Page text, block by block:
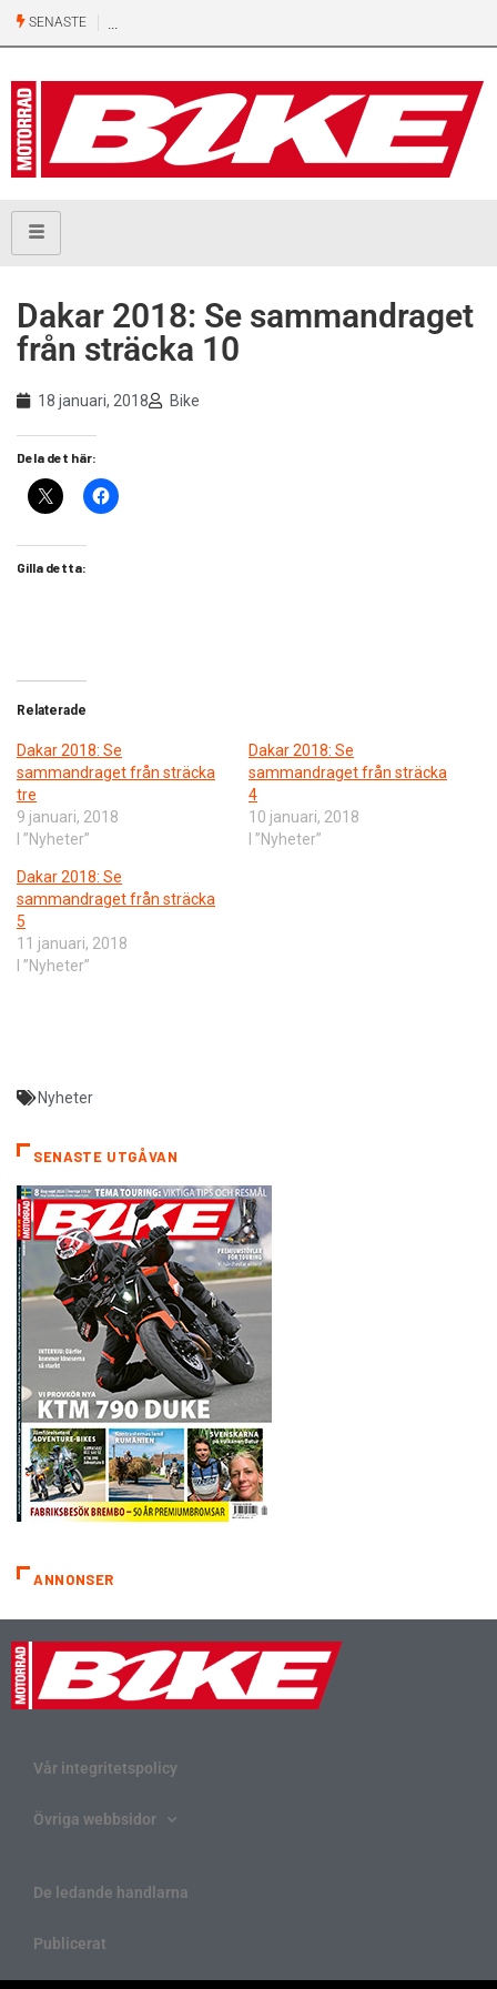
SENASTE
Dakar 2018: Se sammandraget
från sträcka 10
18 januari, 2018 Bike
Dela det här:
Gilla detta:
Relaterade
Dakar 2018: Se
sammandraget från sträcka
tre
9 januari, 2018
I ”Nyheter”
Dakar 2018: Se
sammandraget från sträcka
4
10 januari, 2018
I ”Nyheter”
Dakar 2018: Se
sammandraget från sträcka
5
11 januari, 2018
I ”Nyheter”
Nyheter
SENASTE UTGÅVAN
ANNONSER
Vår integritetspolicy
Övriga webbsidor
De ledande handlarna
Publicerat